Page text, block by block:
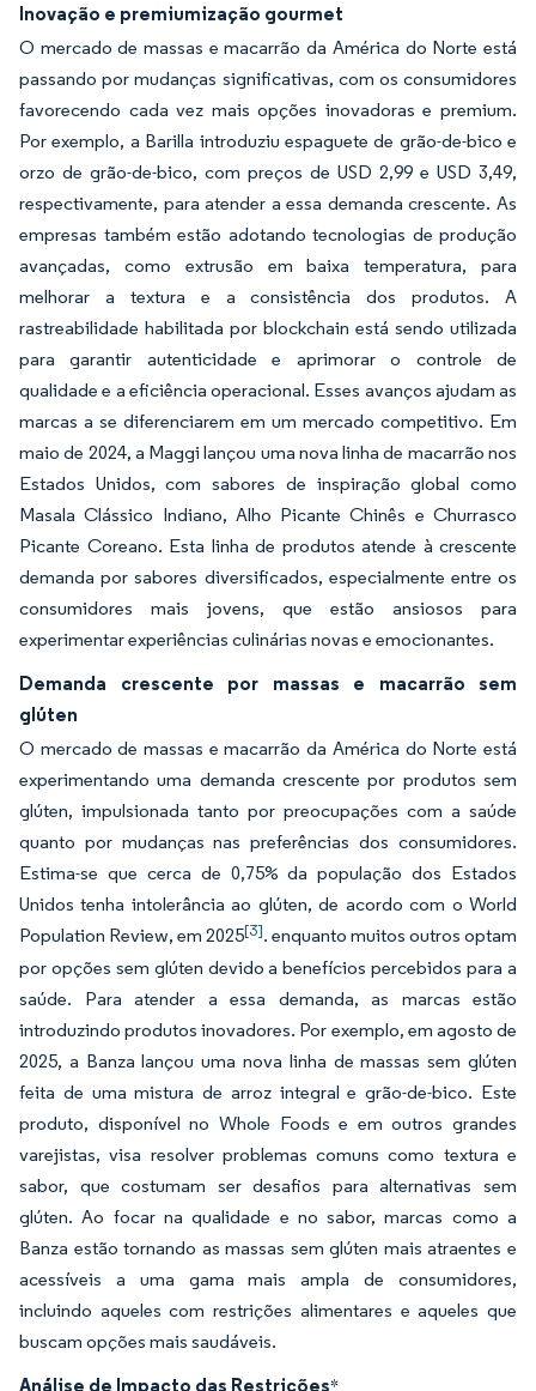
Inovação e premiumização gourmet
O mercado de massas e macarrão da América do Norte está
passando por mudanças significativas, com os consumidores
favorecendo cada vez mais opções inovadoras e premium.
Por exemplo, a Barilla introduziu espaguete de grão-de-bico e
orzo de grão-de-bico, com preços de USD 2,99 e USD 3,49,
respectivamente, para atender a essa demanda crescente. As
empresas também estão adotando tecnologias de produção
avançadas, como extrusão em baixa temperatura, para
melhorar a textura e a consistência dos produtos. A
rastreabilidade habilitada por blockchain está sendo utilizada
para garantir autenticidade e aprimorar o controle de
qualidade e a eficiência operacional. Esses avanços ajudam as
marcas a se diferenciarem em um mercado competitivo. Em
maio de 2024, a Maggi lançou uma nova linha de macarrão nos
Estados Unidos, com sabores de inspiração global como
Masala Clássico Indiano, Alho Picante Chinês e Churrasco
Picante Coreano. Esta linha de produtos atende à crescente
demanda por sabores diversificados, especialmente entre os
consumidores mais jovens, que estão ansiosos para
experimentar experiências culinárias novas e emocionantes.
Demanda crescente por massas e macarrão sem
glúten
O mercado de massas e macarrão da América do Norte está
experimentando uma demanda crescente por produtos sem
glúten, impulsionada tanto por preocupações com a saúde
quanto por mudanças nas preferências dos consumidores.
Estima-se que cerca de 0,75% da população dos Estados
Unidos tenha intolerância ao glúten, de acordo com o World
Population Review, em 2025[3]. enquanto muitos outros optam
por opções sem glúten devido a benefícios percebidos para a
saúde. Para atender a essa demanda, as marcas estão
introduzindo produtos inovadores. Por exemplo, em agosto de
2025, a Banza lançou uma nova linha de massas sem glúten
feita de uma mistura de arroz integral e grão-de-bico. Este
produto, disponível no Whole Foods e em outros grandes
varejistas, visa resolver problemas comuns como textura e
sabor, que costumam ser desafios para alternativas sem
glúten. Ao focar na qualidade e no sabor, marcas como a
Banza estão tornando as massas sem glúten mais atraentes e
acessíveis a uma gama mais ampla de consumidores,
incluindo aqueles com restrições alimentares e aqueles que
buscam opções mais saudáveis.
Análise de Impacto das Restrições*